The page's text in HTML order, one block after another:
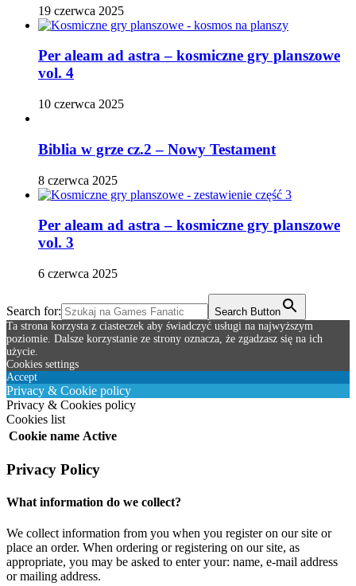
19 czerwca 2025
Per aleam ad astra – kosmiczne gry planszowe
vol. 4
10 czerwca 2025
Biblia w grze cz.2 – Nowy Testament
8 czerwca 2025
Per aleam ad astra – kosmiczne gry planszowe
vol. 3
6 czerwca 2025
Search for:
Search Button
Ta strona korzysta z ciasteczek aby świadczyć usługi na najwyższym
poziomie. Dalsze korzystanie ze strony oznacza, że zgadzasz się na ich
użycie.
Cookies settings
Accept
Privacy & Cookie policy
Privacy & Cookies policy
Cookies list
Cookie name Active
Privacy Policy
What information do we collect?
We collect information from you when you register on our site or
place an order. When ordering or registering on our site, as
appropriate, you may be asked to enter your: name, e-mail address
or mailing address.